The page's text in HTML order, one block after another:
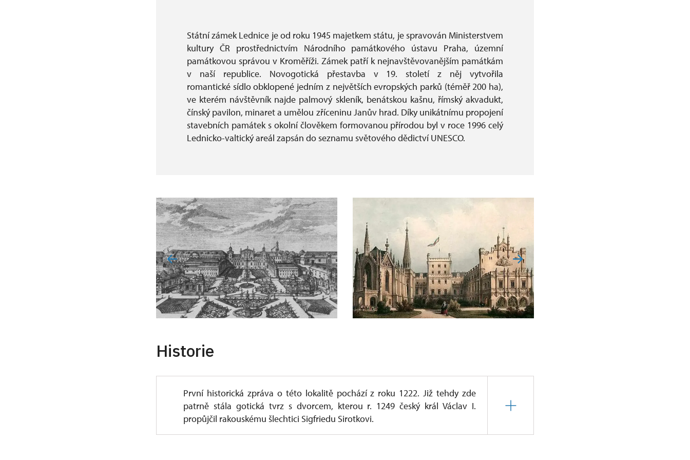
Státní zámek Lednice je od roku 1945 majetkem státu, je spravován Ministerstvem
kultury ČR prostřednictvím Národního památkového ústavu Praha, územní
památkovou správou v Kroměříži. Zámek patří k nejnavštěvovanějším památkám
v naší republice. Novogotická přestavba v 19. století z něj vytvořila
romantické sídlo obklopené jedním z největších evropských parků (téměř 200 ha),
ve kterém návštěvník najde palmový skleník, benátskou kašnu, římský akvadukt,
čínský pavilon, minaret a umělou zříceninu Janův hrad. Díky unikátnímu propojení
stavebních památek s okolní člověkem formovanou přírodou byl v roce 1996 celý
Lednicko-valtický areál zapsán do seznamu světového dědictví UNESCO.
Historie
První historická zpráva o této lokalitě pochází z roku 1222. Již tehdy zde
patrně stála gotická tvrz s dvorcem, kterou r. 1249 český král Václav I.
propůjčil rakouskému šlechtici Sigfriedu Sirotkovi.